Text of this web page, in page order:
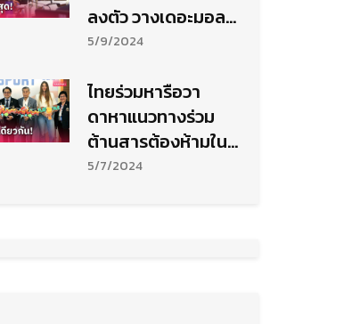
ลงตัว วางเดอะมอลล์
บางกะปิชิงชัยลูกยาง
5/9/2024
ไทยร่วมหารือวา
ดาหาแนวทางร่วม
ต้านสารต้องห้ามใน
วงการกีฬา
5/7/2024